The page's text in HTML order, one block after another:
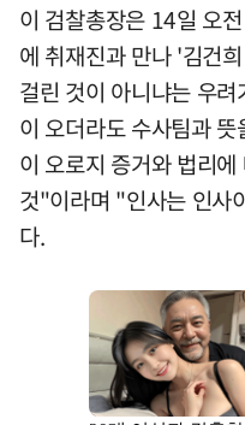
이 검찰총장은 14일 오
에 취재진과 만나 '김건
걸린 것이 아니냐는 우
이 오더라도 수사팀과
이 오로지 증거와 법리
것"이라며 "인사는 인사
다.